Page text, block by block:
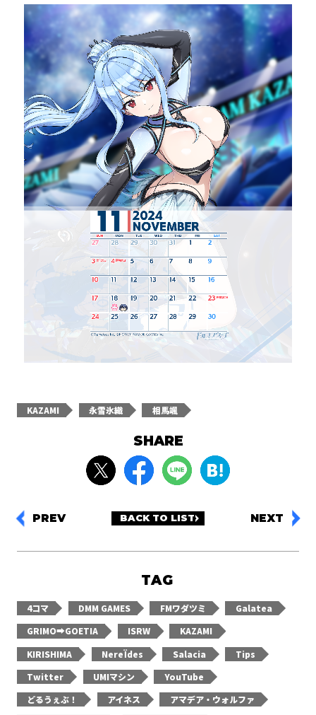
KAZAMI 永雪氷織 相馬颯
SHARE
PREV BACK TO LIST NEXT
TAG
4コマ DMM GAMES FMワダツミ
Galatea
GRIMO➡GOETIA
ISRW
KAZAMI
KIRISHIMA
NereÏdes Salacia
Tips
Twitter
UMIマシン
YouTube
どるうぇぶ！
アイネス
アマデア・ウォルファ